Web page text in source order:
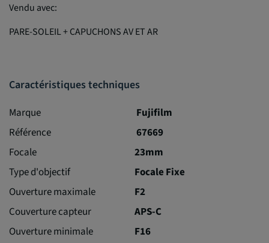
Vendu avec:
PARE-SOLEIL + CAPUCHONS AV ET AR
Caractéristiques techniques
Marque
Fujifilm
Référence
67669
Focale
23mm
Type d'objectif
Focale Fixe
Ouverture maximale
F2
Couverture capteur
APS-C
Ouverture minimale
F16